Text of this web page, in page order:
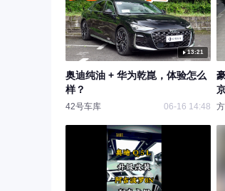
13:21
奥迪纯油 + 华为乾崑，体验怎么
样？
42号车库 06-16 14:48